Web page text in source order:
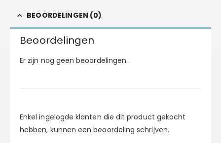
BEOORDELINGEN (0)
Beoordelingen
Er zijn nog geen beoordelingen.
Enkel ingelogde klanten die dit product gekocht
hebben, kunnen een beoordeling schrijven.